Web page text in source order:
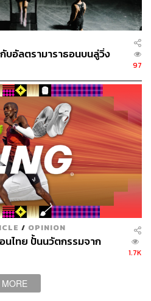
รี ริชาร์ดสัน vs. เชลลี-แอนน์
องกรีฑาในโอลิมปิกเกมส์เสมอ
เมตรชาย (ที่รอดูกันว่า โน
คนใหม่จริงๆ ได้ไหม) แต่เดือดมา
มชาติสหรัฐอเมริกา จะลงแข่ง
อ และมาในฐานะแชมป์โลก
ชิงแชมป์โลกเมื่อปี 2023 ซึ่ง
แต่คู่แข่งอย่าง เชลลี-แอนน์
บอัลตรามาราธอนบนลู่วิ่ง
97
/ OPINION
นไทย ปั้นนวัตกรรมจาก
1.7K
MORE